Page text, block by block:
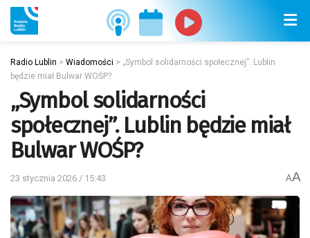
Radio Lublin > Wiadomości > „Symbol solidarności społecznej”. Lublin
będzie miał Bulwar WOŚP?
„Symbol solidarności
społecznej”. Lublin będzie miał
Bulwar WOŚP?
23 stycznia 2026 / 15:43 AA